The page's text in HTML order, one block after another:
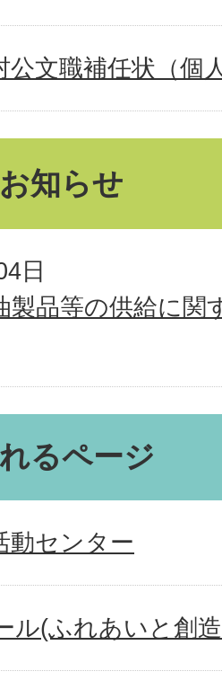
公文職補任状（個
知らせ
日
製品等の供給に関
るページ
動センター
ル(ふれあいと創